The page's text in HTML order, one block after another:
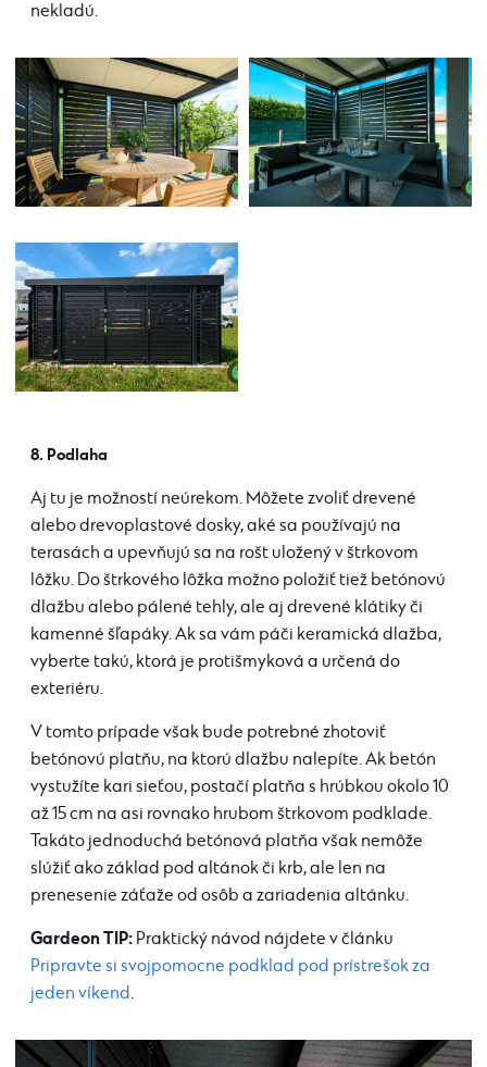
nekladú.
8. Podlaha
Aj tu je možností neúrekom. Môžete zvoliť drevené
alebo drevoplastové dosky, aké sa používajú na
terasách a upevňujú sa na rošt uložený v štrkovom
lôžku. Do štrkového lôžka možno položiť tiež betónovú
dlažbu alebo pálené tehly, ale aj drevené klátiky či
kamenné šľapáky. Ak sa vám páči keramická dlažba,
vyberte takú, ktorá je protišmyková a určená do
exteriéru.
V tomto prípade však bude potrebné zhotoviť
betónovú platňu, na ktorú dlažbu nalepíte. Ak betón
vystužíte kari sieťou, postačí platňa s hrúbkou okolo 10
až 15 cm na asi rovnako hrubom štrkovom podklade.
Takáto jednoduchá betónová platňa však nemôže
slúžiť ako základ pod altánok či krb, ale len na
prenesenie záťaže od osôb a zariadenia altánku.
Gardeon TIP: Praktický návod nájdete v článku
Pripravte si svojpomocne podklad pod prístrešok za
jeden víkend.